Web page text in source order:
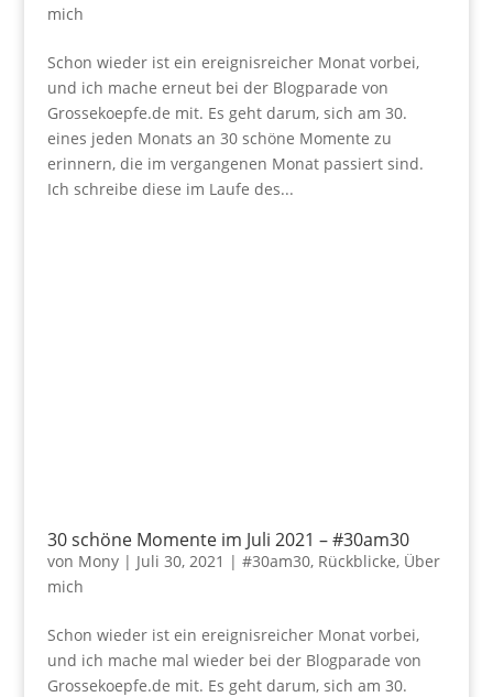
mich
Schon wieder ist ein ereignisreicher Monat vorbei,
und ich mache erneut bei der Blogparade von
Grossekoepfe.de mit. Es geht darum, sich am 30.
eines jeden Monats an 30 schöne Momente zu
erinnern, die im vergangenen Monat passiert sind.
Ich schreibe diese im Laufe des...
30 schöne Momente im Juli 2021 – #30am30
von Mony| Juli 30, 2021 | #30am30, Rückblicke, Über
mich
Schon wieder ist ein ereignisreicher Monat vorbei,
und ich mache mal wieder bei der Blogparade von
Grossekoepfe.de mit. Es geht darum, sich am 30.